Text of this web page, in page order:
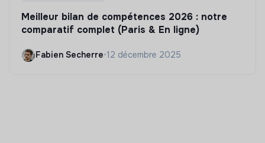
Meilleur bilan de compétences 2026 : notre
comparatif complet (Paris & En ligne)
Fabien Secherre•12 décembre 2025